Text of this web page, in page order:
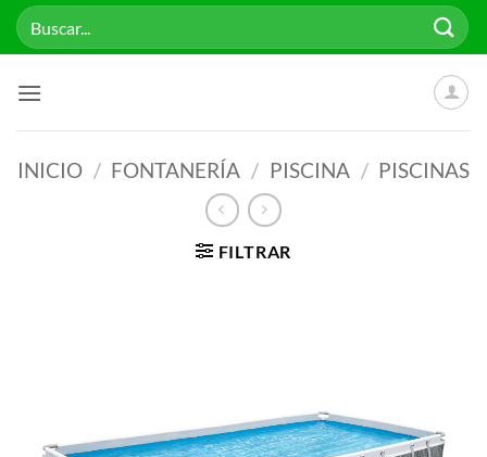
Saltar
Buscar
por:
INICIO / FONTANERÍA / PISCINA / PISCINAS
FILTRAR